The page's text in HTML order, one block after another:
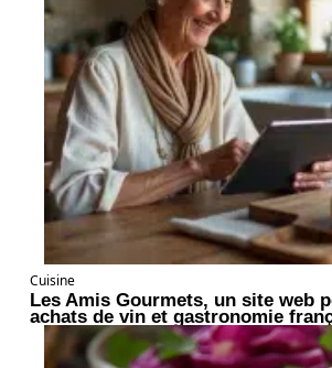
Cuisine
Les Amis Gourmets, un site web
achats de vin et gastronomie